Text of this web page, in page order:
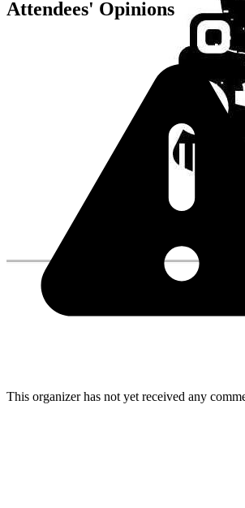
Attendees' Opinions
This organizer has not yet received any